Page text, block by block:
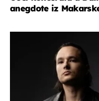
anegdote iz